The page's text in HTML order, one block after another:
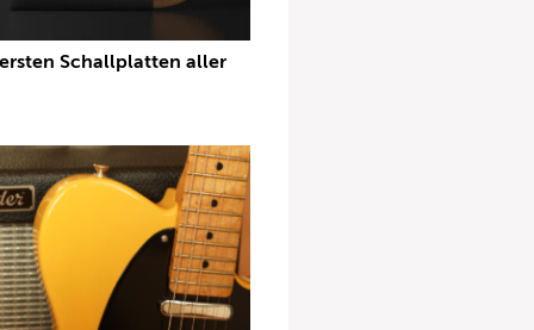
Schallplatten aller